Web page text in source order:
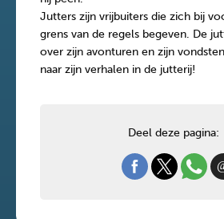
Jutters zijn vrijbuiters die zich bij
grens van de regels begeven. De
over zijn avonturen en zijn
naar zijn verhalen in de jutterij!
Deel deze pagina: